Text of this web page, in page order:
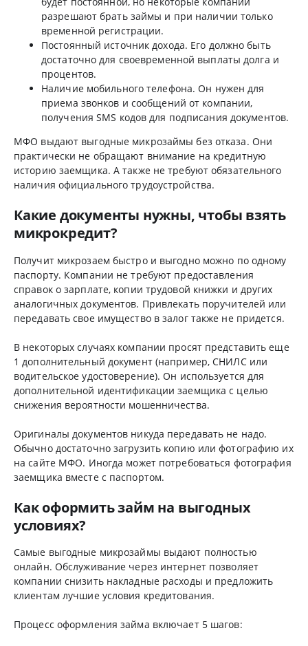
разрешают брать займы и при наличии только
временной регистрации.
Постоянный источник дохода. Его должно быть
достаточно для своевременной выплаты долга и
процентов.
Наличие мобильного телефона. Он нужен для
приема звонков и сообщений от компании,
получения SMS кодов для подписания документов.
МФО выдают выгодные микрозаймы без отказа. Они
практически не обращают внимание на кредитную
историю заемщика. А также не требуют обязательного
наличия официального трудоустройства.
Какие документы нужны, чтобы взять
микрокредит?
Получит микрозаем быстро и выгодно можно по одному
паспорту. Компании не требуют предоставления
справок о зарплате, копии трудовой книжки и других
аналогичных документов. Привлекать поручителей или
передавать свое имущество в залог также не придется.
В некоторых случаях компании просят представить еще
1 дополнительный документ (например, СНИЛС или
водительское удостоверение). Он используется для
дополнительной идентификации заемщика с целью
снижения вероятности мошенничества.
Оригиналы документов никуда передавать не надо.
Обычно достаточно загрузить копию или фотографию их
на сайте МФО. Иногда может потребоваться фотография
заемщика вместе с паспортом.
Как оформить займ на выгодных
условиях?
Самые выгодные микрозаймы выдают полностью
онлайн. Обслуживание через интернет позволяет
компании снизить накладные расходы и предложить
клиентам лучшие условия кредитования.
Процесс оформления займа включает 5 шагов: